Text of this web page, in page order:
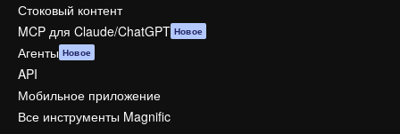
Стоковый контент
MCP для Claude/ChatGPT Новое
Агенты Новое
API
Мобильное приложение
Все инструменты Magnific